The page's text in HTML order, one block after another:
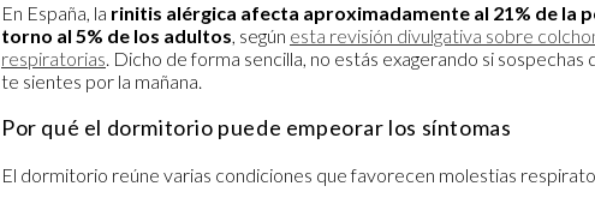
En España, la rinitis alérgica afecta aproximadamente al 21% de la
torno al 5% de los adultos, según esta revisión divulgativa sobre
respiratorias. Dicho de forma sencilla, no estás exagerando si
te sientes por la mañana.
Por qué el dormitorio puede empeorar los síntomas
El dormitorio reúne varias condiciones que favorecen molestias